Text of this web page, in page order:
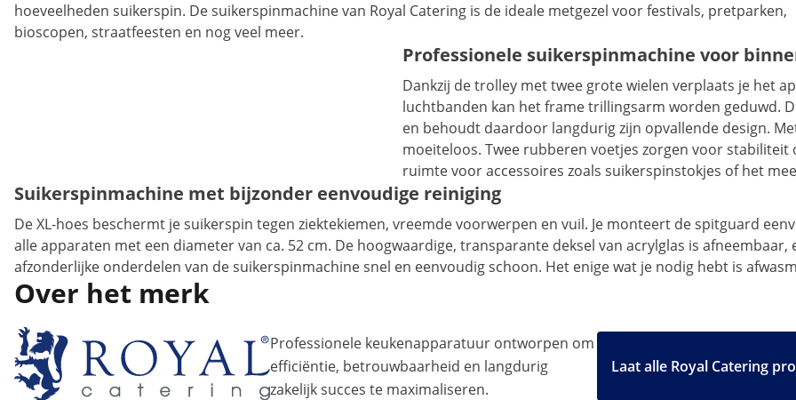
hoeveelheden suikerspin. De suikerspinmachine van Royal Catering is de ideale metgezel voor festivals, pretparken,
bioscopen, straatfeesten en nog veel meer.
Professionele suikerspinmachine voor
Dankzij de trolley met twee grote wielen verplaats je het
luchtbanden kan het frame trillingsarm worden geduwd.
en behoudt daardoor langdurig zijn opvallende design.
moeiteloos. Twee rubberen voetjes zorgen voor
ruimte voor accessoires zoals suikerspinstokjes of het
Suikerspinmachine met bijzonder eenvoudige reiniging
De XL-hoes beschermt je suikerspin tegen ziektekiemen, vreemde voorwerpen en vuil. Je monteert de spitguard
alle apparaten met een diameter van ca. 52 cm. De hoogwaardige, transparante deksel van acrylglas is
afzonderlijke onderdelen van de suikerspinmachine snel en eenvoudig schoon. Het enige wat je nodig hebt is
Over het merk
Professionele keukenapparatuur ontworpen om
efficiëntie, betrouwbaarheid en langdurig
zakelijk succes te maximaliseren.
Laat alle Royal Catering